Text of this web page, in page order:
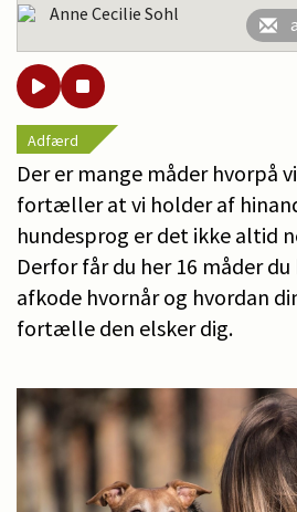
Anne Cecilie Sohl
Adfærd
Der er mange måder hvorpå
fortæller at vi holder af
hundesprog er det ikke altid
Derfor får du her 16 måder
afkode hvornår og hvordan
fortælle den elsker dig.